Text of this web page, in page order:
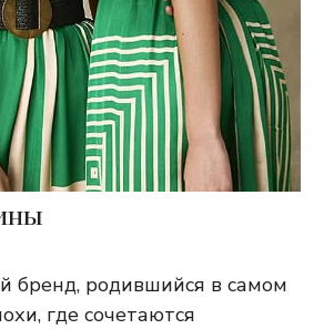
бренд, родившийся в самом
где сочетаются